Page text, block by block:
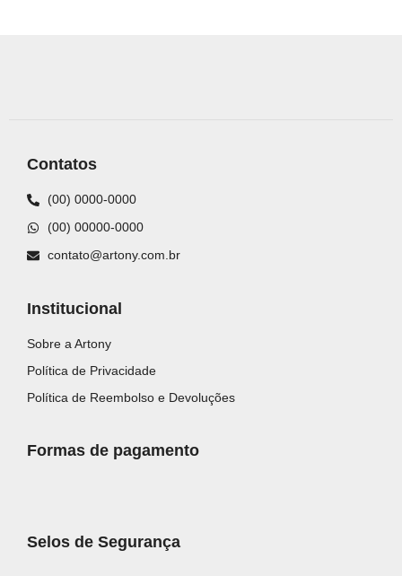
Contatos
(00) 0000-0000
(00) 00000-0000
contato@artony.com.br
Institucional
Sobre a Artony
Política de Privacidade
Política de Reembolso e Devoluções
Formas de pagamento
Selos de Segurança